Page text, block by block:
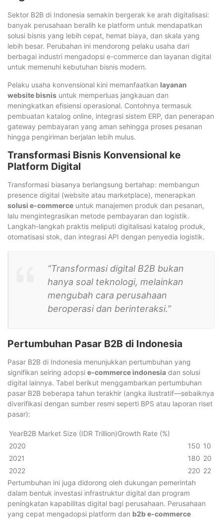
Sektor B2B di Indonesia semakin bergerak ke arah digitalisasi:
banyak perusahaan beralih ke platform untuk mendapatkan
solusi bisnis yang lebih cepat, hemat biaya, dan skala yang
lebih besar. Perubahan ini mendorong pelaku usaha dari
berbagai industri mengadopsi e-commerce dan layanan digital
untuk memenuhi kebutuhan bisnis modern.
Pelaku usaha konvensional kini memanfaatkan layanan
website bisnis untuk memperluas jangkauan dan
meningkatkan efisiensi operasional. Contohnya termasuk
pembuatan katalog online, integrasi sistem ERP, dan penerapan
gateway pembayaran yang aman sehingga proses pesanan
hingga pengiriman berjalan lebih mulus.
Transformasi Bisnis Konvensional ke
Platform Digital
Transformasi biasanya berlangsung bertahap: membangun
presence digital (website atau marketplace), menerapkan
solusi e-commerce untuk manajemen produk dan pesanan,
lalu mengintegrasikan metode pembayaran dan logistik.
Langkah-langkah praktis meliputi digitalisasi katalog produk,
otomatisasi stok, dan integrasi API dengan penyedia logistik.
“Transformasi digital B2B bukan
hanya soal teknologi, melainkan
mengubah cara perusahaan
beroperasi dan berinteraksi.”
Pertumbuhan Pasar B2B di Indonesia
Pasar B2B di Indonesia menunjukkan pertumbuhan yang
signifikan seiring adopsi e-commerce indonesia dan solusi
digital lainnya. Tabel berikut menggambarkan pertumbuhan
pasar B2B beberapa tahun terakhir (angka ilustratif—sebaiknya
diverifikasi dengan sumber resmi seperti BPS atau laporan riset
pasar):
YearB2B Market Size (IDR Trillion)Growth Rate (%)
2020
150 10
2021
180 20
2022
220 22
Pertumbuhan ini juga didorong oleh dukungan pemerintah
dalam bentuk investasi infrastruktur digital dan program
peningkatan kapabilitas digital bagi perusahaan. Perusahaan
yang cepat mengadopsi platform dan b2b e-commerce